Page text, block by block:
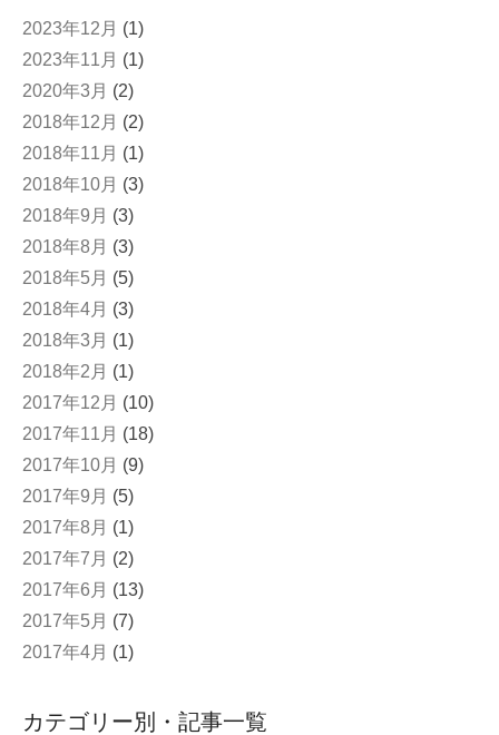
2023年12月 (1)
2023年11月 (1)
2020年3月 (2)
2018年12月 (2)
2018年11月 (1)
2018年10月 (3)
2018年9月 (3)
2018年8月 (3)
2018年5月 (5)
2018年4月 (3)
2018年3月 (1)
2018年2月 (1)
2017年12月 (10)
2017年11月 (18)
2017年10月 (9)
2017年9月 (5)
2017年8月 (1)
2017年7月 (2)
2017年6月 (13)
2017年5月 (7)
2017年4月 (1)
カテゴリー別・記事一覧